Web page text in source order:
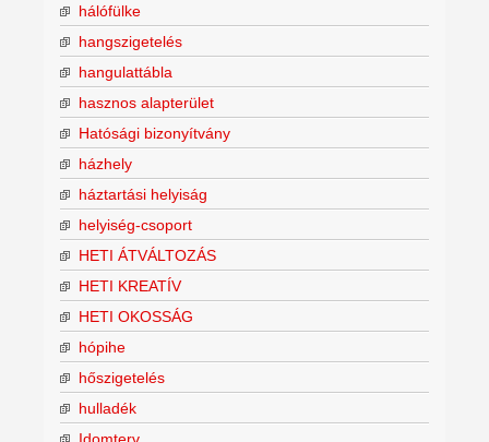
hálófülke
hangszigetelés
hangulattábla
hasznos alapterület
Hatósági bizonyítvány
házhely
háztartási helyiság
helyiség-csoport
HETI ÁTVÁLTOZÁS
HETI KREATÍV
HETI OKOSSÁG
hópihe
hőszigetelés
hulladék
Idomterv